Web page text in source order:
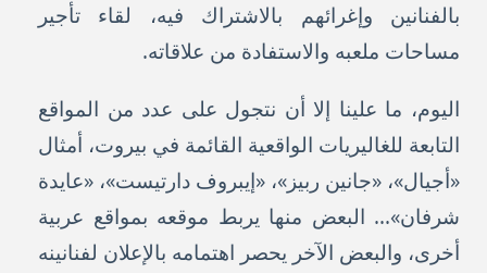
بالفنانين وإغرائهم بالاشتراك فيه، لقاء تأجير
مساحات ملعبه والاستفادة من علاقاته.
اليوم، ما علينا إلا أن نتجول على عدد من المواقع
التابعة للغاليريات الواقعية القائمة في بيروت، أمثال
«أجيال»، «جانين ربيز»، «إيبروف دارتيست»، «عايدة
شرفان»... البعض منها يربط موقعه بمواقع عربية
أخرى، والبعض الآخر يحصر اهتمامه بالإعلان لفنانينه